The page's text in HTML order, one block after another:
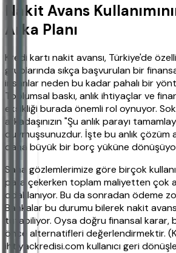
Nakit Avans
Arka Planı
Kredi kartı nakit avansı, Türkiye'de
gruplarında sıkça başvurulan bir
insanlar neden bu kadar pahalı bir
Toplumsal baskı, anlık ihtiyaçlar ve
eksikliği burada önemli rol oynuyor.
arkadaşınızın "Şu anlık parayı
duymuşsunuzdur. İşte bu anlık çözüm
daha büyük bir borç yüküne
Saha gözlemlerimize göre birçok
para çekerken toplam maliyetten çok
odaklanıyor. Bu da sonradan ödeme
Bankalar bu durumu bilerek nakit
tutabiliyor. Oysa doğru finansal karar,
önce alternatifleri değerlendirmektir.
ihtiyackredisi.com kullanıcı geri